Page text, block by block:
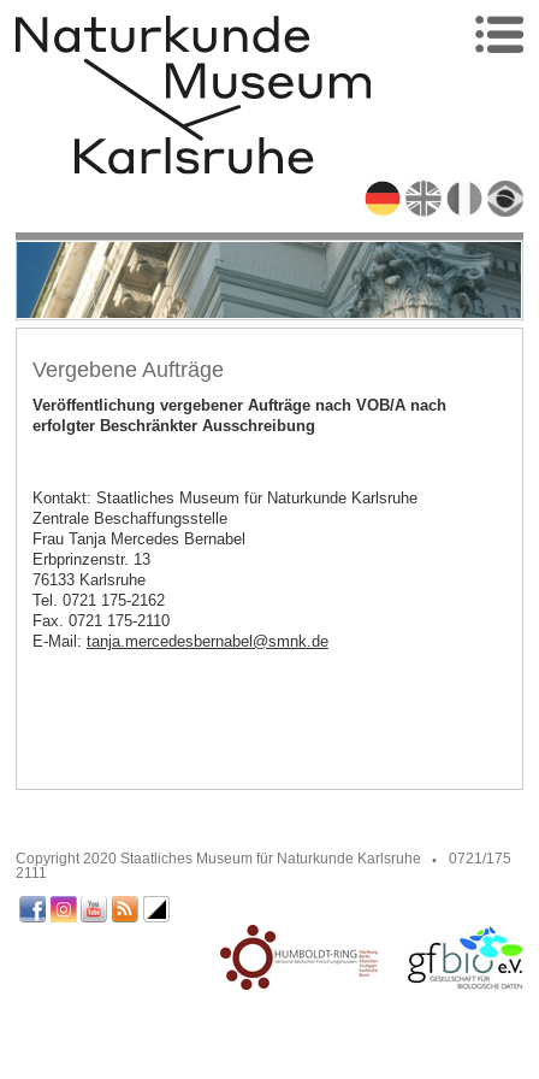
Vergebene Aufträge
Veröffentlichung vergebener Aufträge nach VOB/A nach
erfolgter Beschränkter Ausschreibung
Kontakt: Staatliches Museum für Naturkunde Karlsruhe
Zentrale Beschaffungsstelle
Frau Tanja Mercedes Bernabel
Erbprinzenstr. 13
76133 Karlsruhe
Tel. 0721 175-2162
Fax. 0721 175-2110
E-Mail: tanja.mercedesbernabel @smnk.de
Copyright 2020 Staatliches Museum für Naturkunde Karlsruhe
0721/175
2111